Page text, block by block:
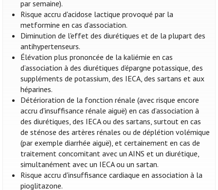
par semaine).
Risque accru d'acidose lactique provoqué par la
metformine en cas d’association.
Diminution de l'effet des diurétiques et de la plupart des
antihypertenseurs.
Élévation plus prononcée de la kaliémie en cas
d’association à des diurétiques d’épargne potassique, des
suppléments de potassium, des IECA, des sartans et aux
héparines.
Détérioration de la fonction rénale (avec risque encore
accru d'insuffisance rénale aiguë) en cas d’association à
des diurétiques, des IECA ou des sartans, surtout en cas
de sténose des artères rénales ou de déplétion volémique
(par exemple diarrhée aiguë), et certainement en cas de
traitement concomitant avec un AINS et un diurétique,
simultanément avec un IECA ou un sartan.
Risque accru d'insuffisance cardiaque en association à la
pioglitazone.